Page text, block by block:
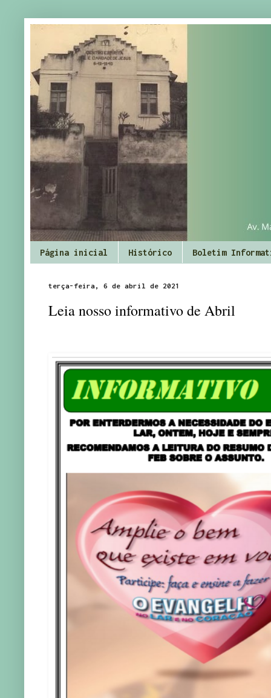
Página inicial Histórico Boletim
terça-feira, 6 de abril de 2021
Leia nosso informativo de Abril